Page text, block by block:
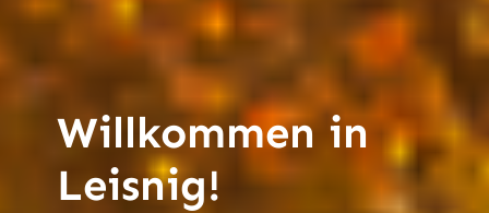
Willkommen in
Leisnig!